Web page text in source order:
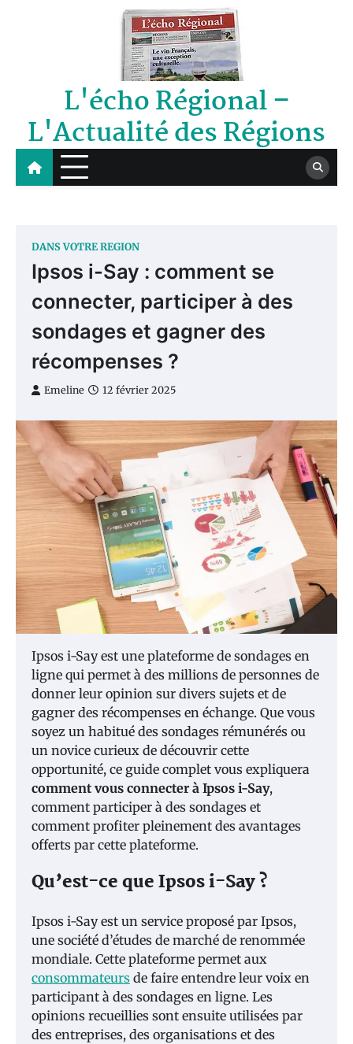
L'écho Régional –
L'Actualité des Régions
DANS VOTRE REGION
Ipsos i-Say : comment se
connecter, participer à des
sondages et gagner des
récompenses ?
Emeline 12 février 2025
Ipsos i-Say est une plateforme de sondages en
ligne qui permet à des millions de personnes de
donner leur opinion sur divers sujets et de
gagner des récompenses en échange. Que vous
soyez un habitué des sondages rémunérés ou
un novice curieux de découvrir cette
opportunité, ce guide complet vous expliquera
comment vous connecter à Ipsos i-Say,
comment participer à des sondages et
comment profiter pleinement des avantages
offerts par cette plateforme.
Qu’est-ce que Ipsos i-Say ?
Ipsos i-Say est un service proposé par Ipsos,
une société d’études de marché de renommée
mondiale. Cette plateforme permet aux
consommateurs de faire entendre leur voix en
participant à des sondages en ligne. Les
opinions recueillies sont ensuite utilisées par
des entreprises, des organisations et des